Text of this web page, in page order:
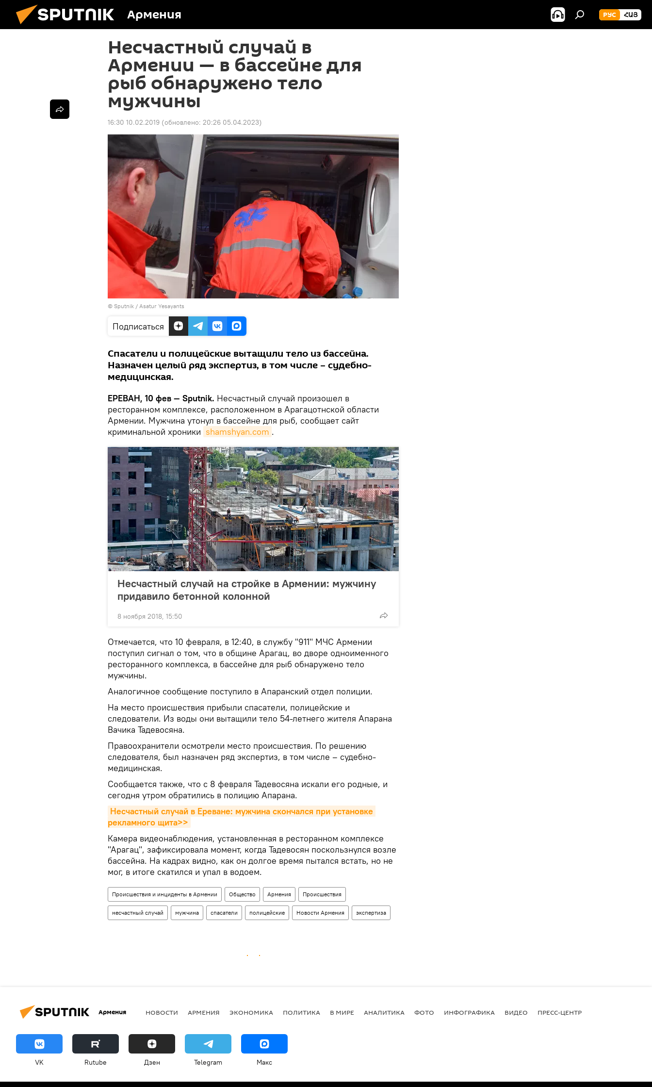
Армения РУС ՀԱՅ
Несчастный случай в
Армении — в бассейне для
рыб обнаружено тело
мужчины
16:30 10.02.2019 (обновлено: 20:26 05.04.2023)
© Sputnik / Asatur Yesayants
Подписаться
Спасатели и полицейские вытащили тело из бассейна.
Назначен целый ряд экспертиз, в том числе – судебно-
медицинская.
ЕРЕВАН, 10 фев — Sputnik. Несчастный случай произошел в
ресторанном комплексе, расположенном в Арагацотнской области
Армении. Мужчина утонул в бассейне для рыб, сообщает сайт
криминальной хроники shamshyan.com .
Несчастный случай на стройке в Армении: мужчину
придавило бетонной колонной
8 ноября 2018, 15:50
Отмечается, что 10 февраля, в 12:40, в службу "911" МЧС Армении
поступил сигнал о том, что в общине Арагац, во дворе одноименного
ресторанного комплекса, в бассейне для рыб обнаружено тело
мужчины.
Аналогичное сообщение поступило в Апаранский отдел полиции.
На место происшествия прибыли спасатели, полицейские и
следователи. Из воды они вытащили тело 54-летнего жителя Апарана
Вачика Тадевосяна.
Правоохранители осмотрели место происшествия. По решению
следователя, был назначен ряд экспертиз, в том числе – судебно-
медицинская.
Сообщается также, что с 8 февраля Тадевосяна искали его родные, и
сегодня утром обратились в полицию Апарана.
Несчастный случай в Ереване: мужчина скончался при установке
рекламного щита>>
Камера видеонаблюдения, установленная в ресторанном комплексе
"Арагац", зафиксировала момент, когда Тадевосян поскользнулся возле
бассейна. На кадрах видно, как он долгое время пытался встать, но не
мог, в итоге скатился и упал в водоем.
Происшествия и инциденты в Армении Общество Армения Происшествия
несчастный случай мужчина спасатели полицейские Новости Армения экспертиза
Армения НОВОСТИ АРМЕНИЯ ЭКОНОМИКА ПОЛИТИКА В МИРЕ АНАЛИТИКА ФОТО ИНФОГРАФИКА ВИДЕО ПРЕСС-ЦЕНТР
VK Rutube Дзен Telegram Макс